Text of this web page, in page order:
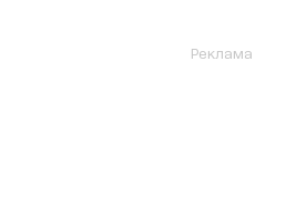
Реклама